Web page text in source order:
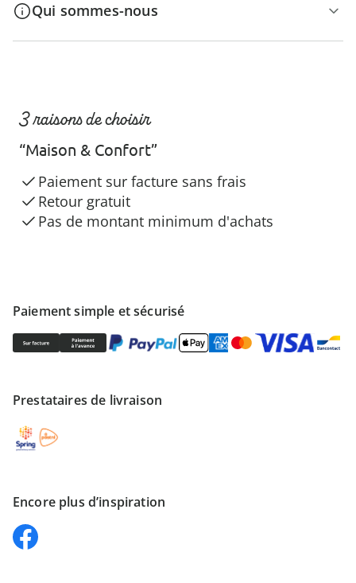
Qui sommes-nous
Paiement simple et sécurisé
Prestataires de livraison
Encore plus d’inspiration
3 raisons de choisir
“Maison & Confort”
Paiement sur facture sans frais
Retour gratuit
Pas de montant minimum d'achats